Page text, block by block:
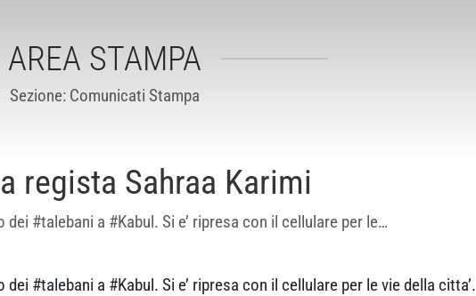
AREA STAMPA
Sezione: Comunicati Stampa
regista Sahraa Karimi
#talebani a #Kabul. Si e’ ripresa con il cellulare per le…
#talebani a #Kabul. Si e’ ripresa con il cellulare per le vie della citta’.